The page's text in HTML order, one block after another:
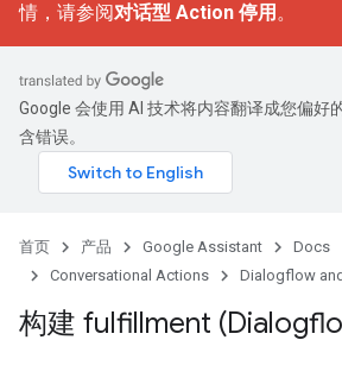
情，请参阅对话型 Action 停用 。
Google 会使用 AI 技术将内容翻译成您偏好
含错误。
首页 产品 Google Assistant
Docs
Conversational Actions
Dialogflow
构建 fulfillment